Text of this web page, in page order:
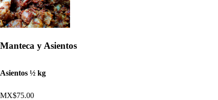
Manteca y Asientos
Asientos ½ kg
MX$75.00